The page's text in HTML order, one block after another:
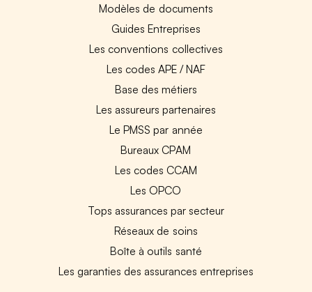
Modèles de documents
Guides Entreprises
Les conventions collectives
Les codes APE / NAF
Base des métiers
Les assureurs partenaires
Le PMSS par année
Bureaux CPAM
Les codes CCAM
Les OPCO
Tops assurances par secteur
Réseaux de soins
Boîte à outils santé
Les garanties des assurances entreprises